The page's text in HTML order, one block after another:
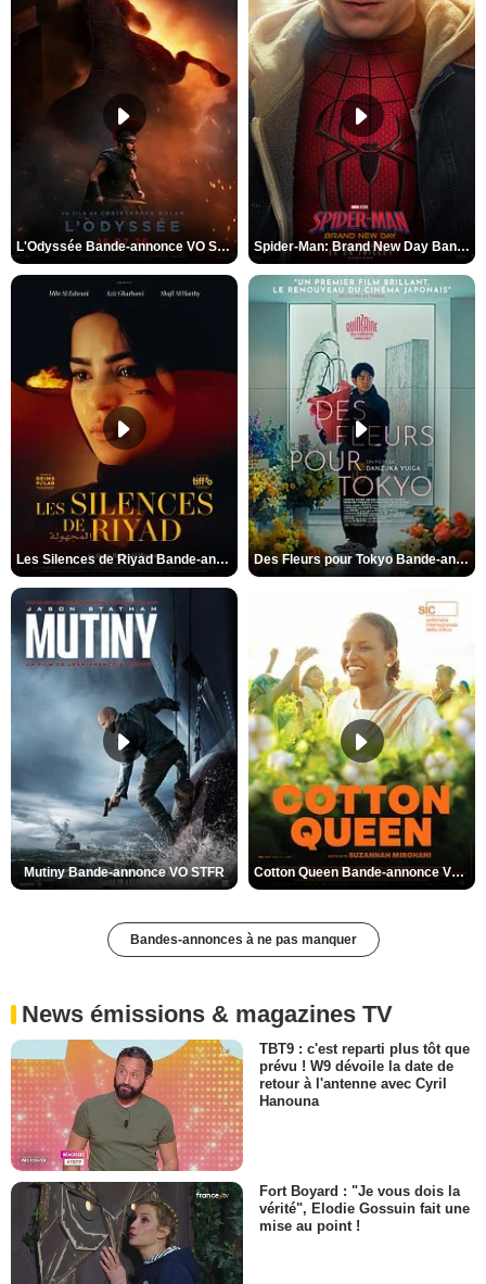
L'Odyssée Bande-annonce VO STFR Spider-Man: Brand New Day Bande-annonce VO STFR
Les Silences de Riyad Bande-annonce VO STFR Des Fleurs pour Tokyo Bande-annonce VO STFR
Mutiny Bande-annonce VO STFR Cotton Queen Bande-annonce VO STFR
Bandes-annonces à ne pas manquer
News émissions & magazines TV
TBT9 : c'est reparti plus tôt que
prévu ! W9 dévoile la date de
retour à l'antenne avec Cyril
Hanouna
Fort Boyard : "Je vous dois la
vérité", Elodie Gossuin fait une
mise au point !